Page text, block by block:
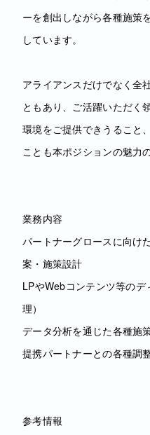
ーを創出しながら各種施策
しています。
アライアンスだけでなく全
ともあり、ご活躍いただく
環境をご提供できうること
ことも本ポジションの魅力
業務内容
パートナーグロースに向け
案・施策設計
LPやWebコンテンツ等の
理）
データ分析を通じた各種施
提携パートナーとの各種調
参考情報